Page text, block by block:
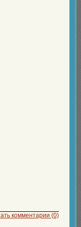
комментарии (0)